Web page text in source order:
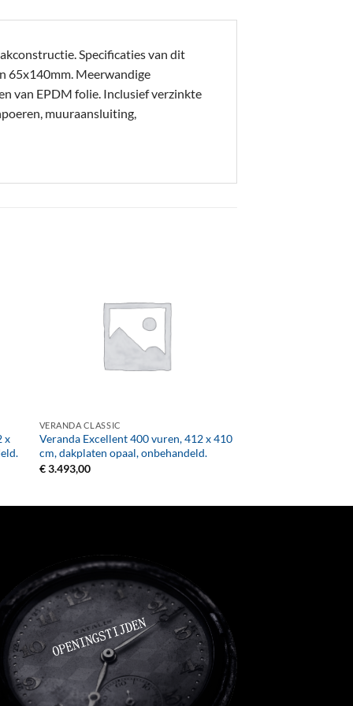
Specificaties van dit
65x140mm. Meerwandige
van EPDM folie. Inclusief verzinkte
muuraansluiting,
x
VERANDA CLASSIC
Veranda Excellent 400 vuren, 412 x 410
cm, dakplaten opaal, onbehandeld.
€3.493,00